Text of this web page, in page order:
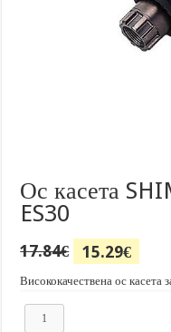
Ос касета
ES30
17.84€
Original
price
was:
15.29€
цена
е:
Висококачествена ос
количество